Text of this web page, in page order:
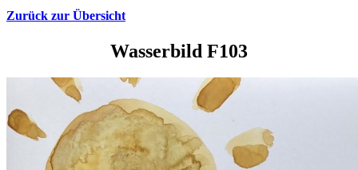
Zurück zur Übersicht
Wasserbild F103